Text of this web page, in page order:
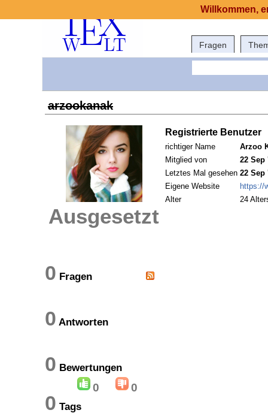
Fragen
arzookanak
Ausgesetzt
Registrierte Benutzer
richtiger Name
Arzoo
Mitglied von
22 Sep
Letztes Mal gesehen 22 Sep
Eigene Website
https://
Alter
24
0 Fragen
0 Antworten
0 Bewertungen
0 0
0 Tags
Willkommen,